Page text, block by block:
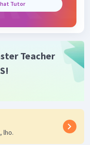
Tutor
Teacher
lho.